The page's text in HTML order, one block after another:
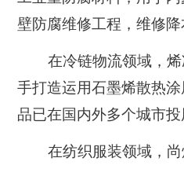
壁防腐维修工程，维修降
在冷链物流领域，
手打造运用石墨烯散热
品已在国内外多个城市投
在纺织服装领域，